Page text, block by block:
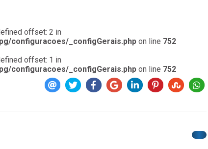
offset: 2 in
configuracoes/_configGerais.php on line 752
offset: 1 in
configuracoes/_configGerais.php on line 752